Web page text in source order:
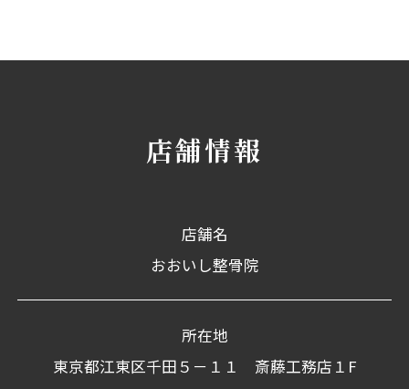
店舗情報
店舗名
おおいし整骨院
所在地
東京都江東区千田５－１１ 斎藤工務店１F